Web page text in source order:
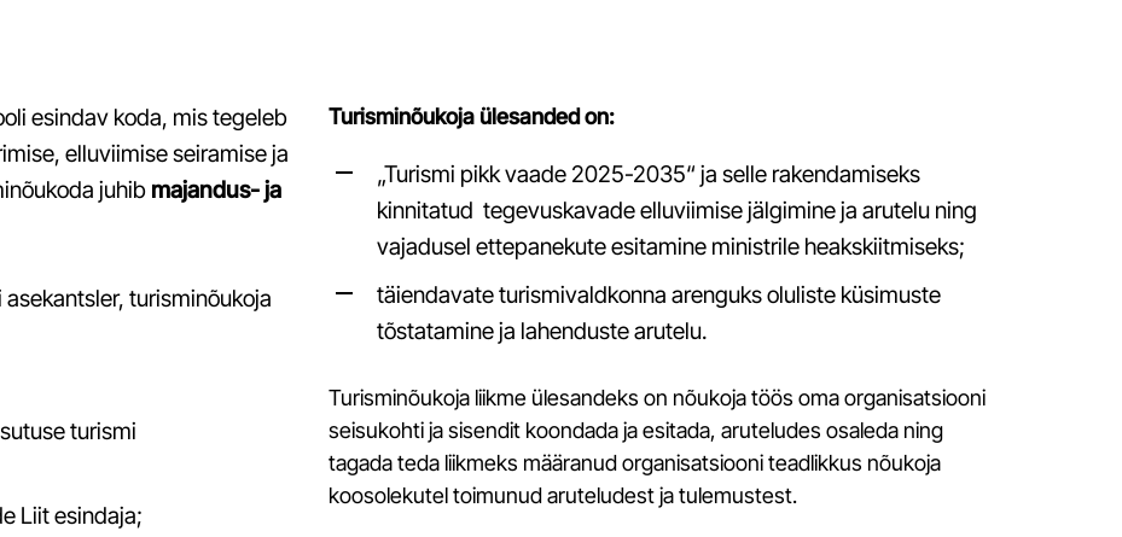
Turismiuuringud ja statistika
Kohalike elanike rahulolu turismiga: Harju-, Lääne- ja
Uuring "Lühiajaline üüriturg Eestis", september 2025
Eesti turismi regionaalse mõju analüüs. MKM, 2024
Harju-, Rapla-, Läänemaa ja Tallinna linna
klienditeekonna uuring 2022
Turismiarengu ülevaated
Turismialased uurimustööd
Kultuuriturismitoodete arendamine Eesti mõisate
näitel. Maarika Joa
Vabatahtliku töö turismi arendusvõimalused Eesti
teenusepakkujate näitel. Gea Luik
Laanpere
Turismisihtkoha arendamine Haapsalu linna näitel.
Sirli Kikas
Loodusturismi sihtkoha arendamine Rebala
muinsuskaitseala näitel. Anneli Sits
esindav koda, mis tegeleb
elluviimise seiramise ja
juhib majandus- ja
turisminõukoja
turismi
Liit esindaja;
Turisminõukoja ülesanded on:
„Turismi pikk vaade 2025-2035“ ja selle rakendamiseks
kinnitatud tegevuskavade elluviimise jälgimine ja arutelu ning
vajadusel ettepanekute esitamine ministrile heakskiitmiseks;
täiendavate turismivaldkonna arenguks oluliste küsimuste
tõstatamine ja lahenduste arutelu.
Turisminõukoja liikme ülesandeks on nõukoja töös oma organisatsiooni
seisukohti ja sisendit koondada ja esitada, aruteludes osaleda ning
tagada teda liikmeks määranud organisatsiooni teadlikkus nõukoja
koosolekutel toimunud aruteludest ja tulemustest.